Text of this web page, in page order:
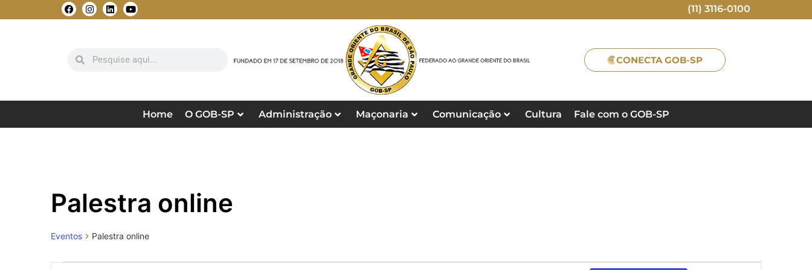
(11) 3116-0100
CONECTA GOB-SP
Home O GOB-SP Administração Maçonaria Comunicação Cultura Fale com o GOB-SP
Palestra online
Eventos Palestra online